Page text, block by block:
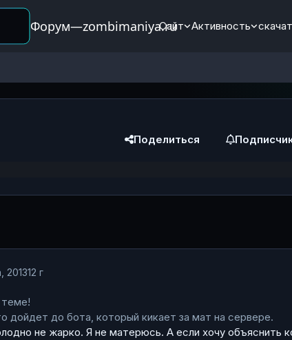
Форум—zombimaniya.ru
Сайт Активность
Поделиться
201312 г
теме!
дойдет до бота, который кикает за мат на сервере.
не жарко. Я не матерюсь. А если хочу объяснить